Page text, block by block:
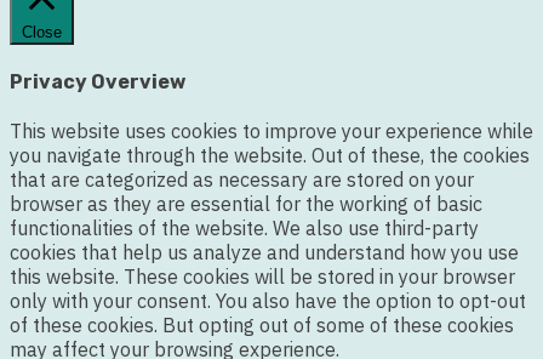
Close
Privacy Overview
This website uses cookies to improve your experience while
you navigate through the website. Out of these, the cookies
that are categorized as necessary are stored on your
browser as they are essential for the working of basic
functionalities of the website. We also use third-party
cookies that help us analyze and understand how you use
this website. These cookies will be stored in your browser
only with your consent. You also have the option to opt-out
of these cookies. But opting out of some of these cookies
may affect your browsing experience.